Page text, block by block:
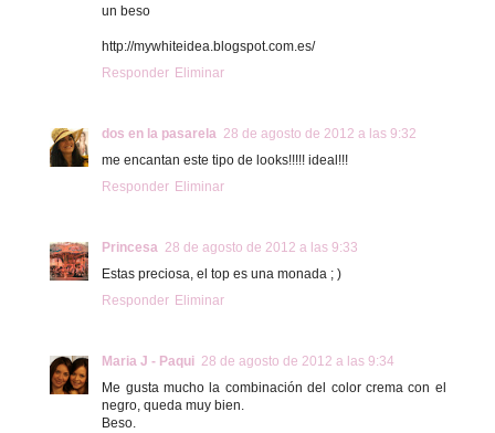
un beso
http://mywhiteidea.blogspot.com.es/
Responder Eliminar
dos en la pasarela 28 de agosto de 2012 a las 9:32
me encantan este tipo de looks!!!!! ideal!!!
Responder Eliminar
Princesa 28 de agosto de 2012 a las 9:33
Estas preciosa, el top es una monada ; )
Responder Eliminar
Maria J - Paqui 28 de agosto de 2012 a las 9:34
Me gusta mucho la combinación del color crema con el
negro, queda muy bien.
Beso.